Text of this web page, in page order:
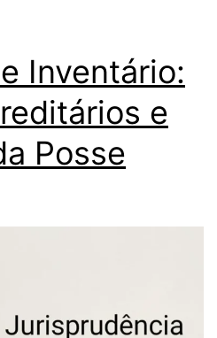
Inventário:
e
Posse